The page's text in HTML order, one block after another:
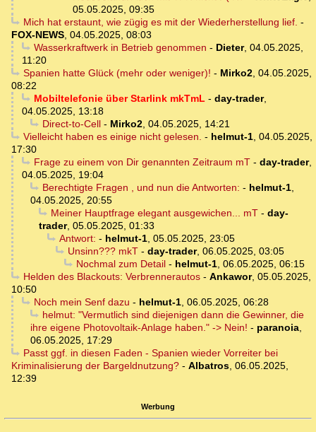
05.05.2025, 09:35
Mich hat erstaunt, wie zügig es mit der Wiederherstellung lief. -
FOX-NEWS, 04.05.2025, 08:03
Wasserkraftwerk in Betrieb genommen - Dieter, 04.05.2025,
11:20
Spanien hatte Glück (mehr oder weniger)! - Mirko2, 04.05.2025,
08:22
Mobiltelefonie über Starlink mkTmL- day-trader,
04.05.2025, 13:18
Direct-to-Cell- Mirko2, 04.05.2025, 14:21
Vielleicht haben es einige nicht gelesen. - helmut-1, 04.05.2025,
17:30
Frage zu einem von Dir genannten Zeitraum mT- day-trader,
04.05.2025, 19:04
Berechtigte Fragen , und nun die Antworten: - helmut-1,
04.05.2025, 20:55
Meiner Hauptfrage elegant ausgewichen... mT- day-
trader, 05.05.2025, 01:33
Antwort: - helmut-1, 05.05.2025, 23:05
Unsinn??? mkT- day-trader, 06.05.2025, 03:05
Nochmal zum Detail- helmut-1, 06.05.2025, 06:15
Helden des Blackouts: Verbrennerautos- Ankawor, 05.05.2025,
10:50
Noch mein Senf dazu - helmut-1, 06.05.2025, 06:28
helmut: "Vermutlich sind diejenigen dann die Gewinner, die
ihre eigene Photovoltaik-Anlage haben." -> Nein! - paranoia,
06.05.2025, 17:29
Passt ggf. in diesen Faden - Spanien wieder Vorreiter bei
Kriminalisierung der Bargeldnutzung? - Albatros, 06.05.2025,
12:39
Werbung